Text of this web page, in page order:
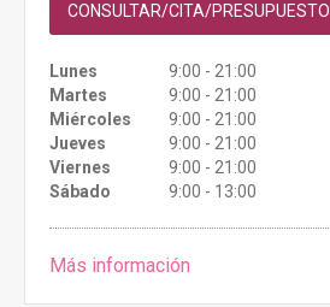
CONSULTAR/CITA/PRESUPUESTO
Lunes
9:00 - 21:00
Martes
9:00 - 21:00
Miércoles
9:00 - 21:00
Jueves
9:00 - 21:00
Viernes
9:00 - 21:00
Sábado
9:00 - 13:00
Más información